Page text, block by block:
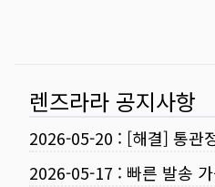
렌즈라라 공지사항
2026-05-20 : [해결] 통관
2026-05-17 : 빠른 발송